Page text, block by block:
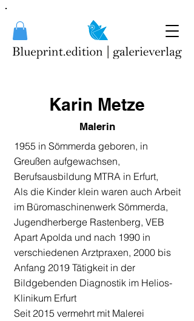
Karin Metze
Malerin
1955 in Sömmerda geboren, in
Greußen aufgewachsen,
Berufsausbildung MTRA in Erfurt,
Als die Kinder klein waren auch Arbeit
im Büromaschinenwerk Sömmerda,
Jugendherberge Rastenberg, VEB
Apart Apolda und nach 1990 in
verschiedenen Arztpraxen, 2000 bis
Anfang 2019 Tätigkeit in der
Bildgebenden Diagnostik im Helios-
Klinikum Erfurt
Seit 2015 vermehrt mit Malerei